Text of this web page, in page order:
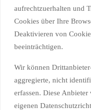
aufrechtzuerhalten und
Cookies über Ihre
Deaktivieren von
beeinträchtigen.
Wir können
aggregierte, nicht
erfassen. Diese
eigenen